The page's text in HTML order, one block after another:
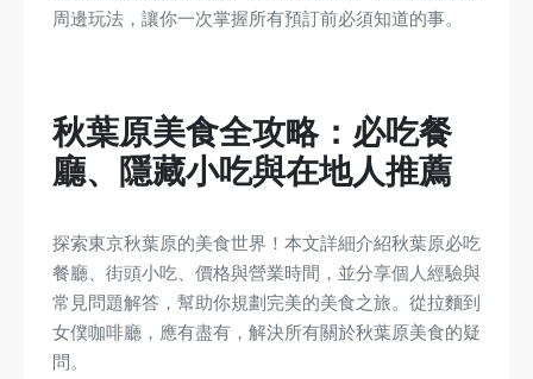
周邊玩法，讓你一次掌握所有預訂前必須知道的事。
秋葉原美食全攻略：必吃餐
廳、隱藏小吃與在地人推薦
探索東京秋葉原的美食世界！本文詳細介紹秋葉原必吃
餐廳、街頭小吃、價格與營業時間，並分享個人經驗與
常見問題解答，幫助你規劃完美的美食之旅。從拉麵到
女僕咖啡廳，應有盡有，解決所有關於秋葉原美食的疑
問。